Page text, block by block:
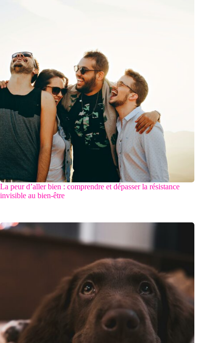
La peur d’aller bien : comprendre et dépasser la résistance
invisible au bien-être